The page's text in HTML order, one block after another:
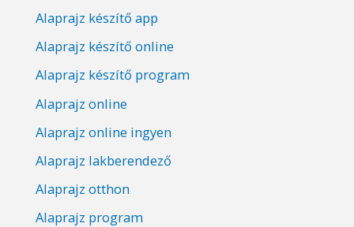
Alaprajz készítő app
Alaprajz készítő online
Alaprajz készítő program
Alaprajz online
Alaprajz online ingyen
Alaprajz lakberendező
Alaprajz otthon
Alaprajz program